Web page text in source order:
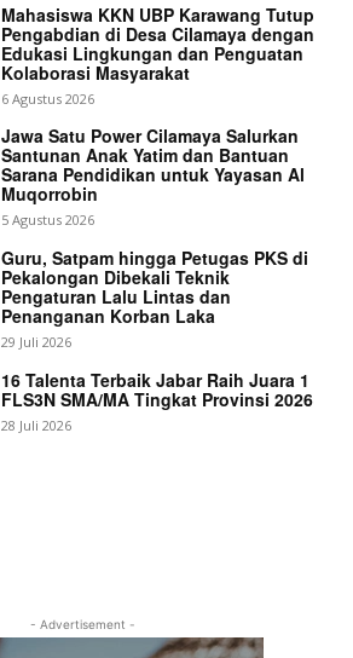
Mahasiswa KKN UBP Karawang Tutup
Pengabdian di Desa Cilamaya dengan
Edukasi Lingkungan dan Penguatan
Kolaborasi Masyarakat
6 Agustus 2026
Jawa Satu Power Cilamaya Salurkan
Santunan Anak Yatim dan Bantuan
Sarana Pendidikan untuk Yayasan Al
Muqorrobin
5 Agustus 2026
Guru, Satpam hingga Petugas PKS di
Pekalongan Dibekali Teknik
Pengaturan Lalu Lintas dan
Penanganan Korban Laka
29 Juli 2026
16 Talenta Terbaik Jabar Raih Juara 1
FLS3N SMA/MA Tingkat Provinsi 2026
28 Juli 2026
- Advertisement -